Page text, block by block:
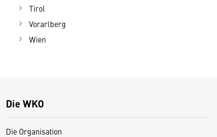
Tirol
Vorarlberg
Wien
Die WKO
Die Organisation